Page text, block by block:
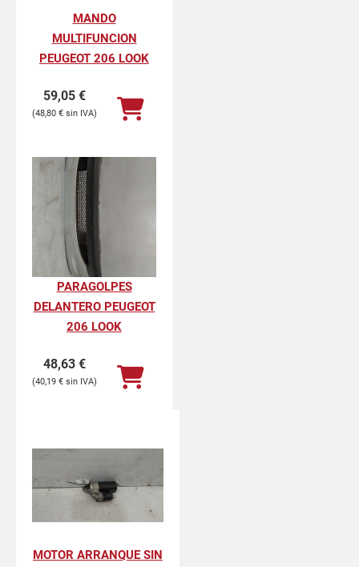
MANDO
MULTIFUNCION
PEUGEOT 206 LOOK
59,05 €
48,80 €
PARAGOLPES
DELANTERO PEUGEOT
206 LOOK
48,63 €
40,19 €
MOTOR ARRANQUE SIN